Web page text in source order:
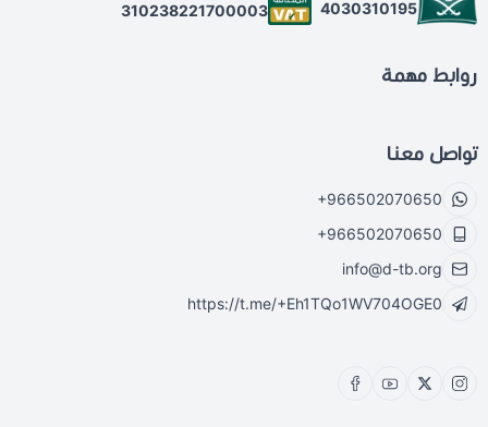
4030310195
310238221700003
روابط مهمة
تواصل معنا
+966502070650
+966502070650
info@d-tb.org
https://t.me/+Eh1TQo1WV704OGE0